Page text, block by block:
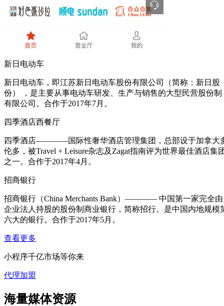
新日电动车
新日电动车，即江苏新日电动车股份有限公司（简称：新日股
份） ，是主要从事电动车研发、生产与销售的大型民营股份制
有限公司。合作于2017年7月。
四季酒店西餐厅
四季酒店————国际性奢华酒店管理集团，总部设于加拿大
伦多，被Travel + Leisure杂志及Zagat指南评为世界最佳酒店集
之一。合作于2017年4月。
招商银行
招商银行（China Merchants Bank）———— 中国第一家完全由
企业法人持股的股份制商业银行，简称招行。是中国内地规模
六大的银行。合作于2017年5月。
查看更多
小程序千亿市场等你来
代理加盟
海量媒体资源